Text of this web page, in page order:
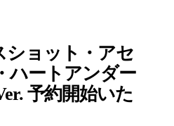
ショット・アセ
ハートアンダー
予約開始いた